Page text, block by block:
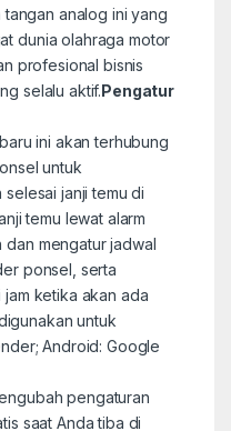
analog ini yang
dunia olahraga motor
profesional bisnis
selalu aktif.Pengatur
ini akan terhubung
untuk
janji temu di
temu lewat alarm
dan mengatur jadwal
ponsel, serta
ketika akan ada
untuk
Android: Google
pengaturan
saat Anda tiba di